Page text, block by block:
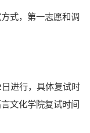
方式，第一志愿和调
日进行，具体复试时
文化学院复试时间